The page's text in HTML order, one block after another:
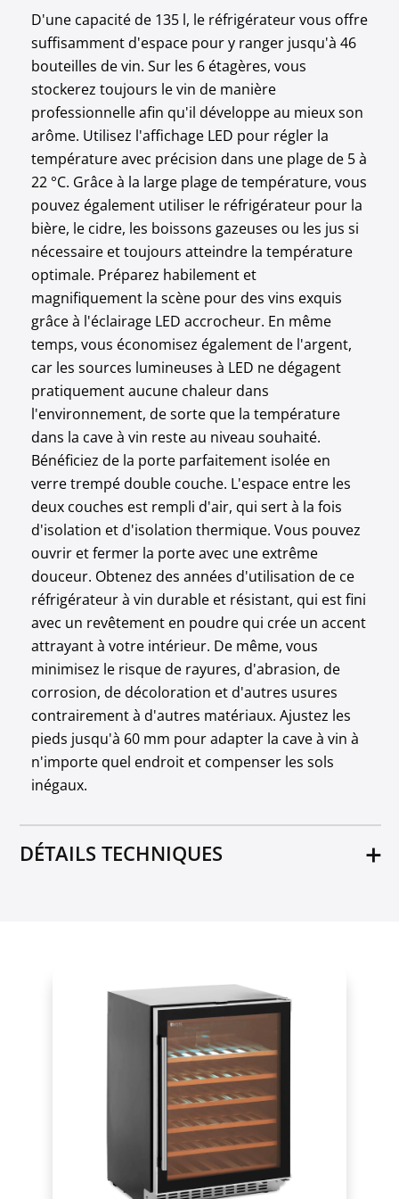
D'une capacité de 135 l, le réfrigérateur vous offre
suffisamment d'espace pour y ranger jusqu'à 46
bouteilles de vin. Sur les 6 étagères, vous
stockerez toujours le vin de manière
professionnelle afin qu'il développe au mieux son
arôme. Utilisez l'affichage LED pour régler la
température avec précision dans une plage de 5 à
22 °C. Grâce à la large plage de température, vous
pouvez également utiliser le réfrigérateur pour la
bière, le cidre, les boissons gazeuses ou les jus si
nécessaire et toujours atteindre la température
optimale. Préparez habilement et
magnifiquement la scène pour des vins exquis
grâce à l'éclairage LED accrocheur. En même
temps, vous économisez également de l'argent,
car les sources lumineuses à LED ne dégagent
pratiquement aucune chaleur dans
l'environnement, de sorte que la température
dans la cave à vin reste au niveau souhaité.
Bénéficiez de la porte parfaitement isolée en
verre trempé double couche. L'espace entre les
deux couches est rempli d'air, qui sert à la fois
d'isolation et d'isolation thermique. Vous pouvez
ouvrir et fermer la porte avec une extrême
douceur. Obtenez des années d'utilisation de ce
réfrigérateur à vin durable et résistant, qui est fini
avec un revêtement en poudre qui crée un accent
attrayant à votre intérieur. De même, vous
minimisez le risque de rayures, d'abrasion, de
corrosion, de décoloration et d'autres usures
contrairement à d'autres matériaux. Ajustez les
pieds jusqu'à 60 mm pour adapter la cave à vin à
n'importe quel endroit et compenser les sols
inégaux.
DÉTAILS TECHNIQUES
Classe climatique
AEC (consommation d'énergie annuelle) [kWh]